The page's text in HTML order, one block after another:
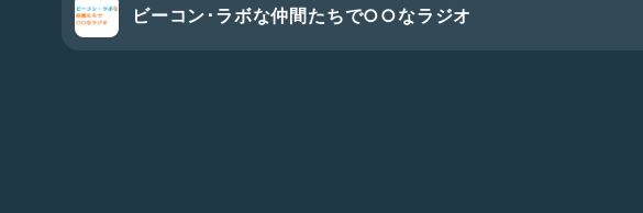
今日の映画
・NEW GROUP
ビーコン･ラボな仲間たちで○○なラジオ